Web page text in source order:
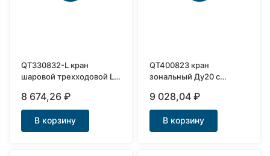
QT330832-L кран
шаровой трехходовой L-
8 674,26₽
В корзину
QT400823 кран
зональный Ду20 с
9 028,04₽
В корзину